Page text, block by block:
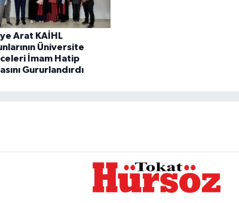
Arat KAİHL
Üniversite
İmam Hatip
Gururlandırdı